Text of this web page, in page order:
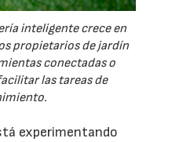
inteligente crece en
propietarios de jardín
conectadas o
las tareas de
experimentando